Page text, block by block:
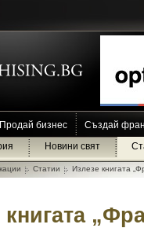
Продай бизнес Създай
Новини свят
Статии Излезе книгата
книгата